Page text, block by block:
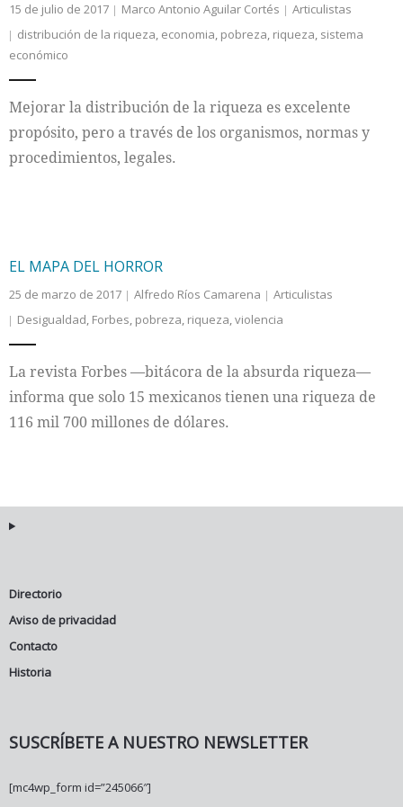
15 de julio de 2017 Marco Antonio Aguilar Cortés
Articulistas
distribución de la riqueza, economia, pobreza, riqueza, sistema
económico
Mejorar la distribución de la riqueza es excelente
propósito, pero a través de los organismos, normas y
procedimientos, legales.
EL MAPA DEL HORROR
25 de marzo de 2017 Alfredo Ríos Camarena
Articulistas
Desigualdad, Forbes, pobreza, riqueza,violencia
La revista Forbes —bitácora de la absurda riqueza—
informa que solo 15 mexicanos tienen una riqueza de
116 mil 700 millones de dólares.
Directorio
Aviso de privacidad
Contacto
Historia
SUSCRÍBETE A NUESTRO NEWSLETTER
[mc4wp_form id=”245066″]